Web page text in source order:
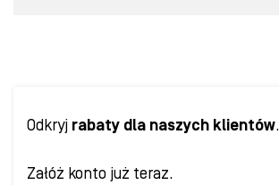
Odkryj rabaty dla naszych klientów.
Załóż konto już teraz.